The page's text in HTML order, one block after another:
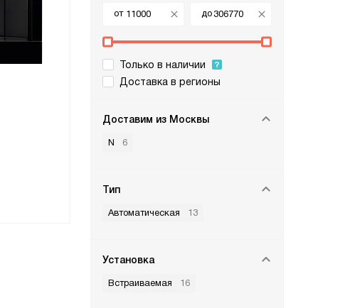
от до
Только в наличии
Доставка в регионы
Доставим из Москвы
N 6
Тип
Автоматическая 13
Установка
Встраиваемая 16